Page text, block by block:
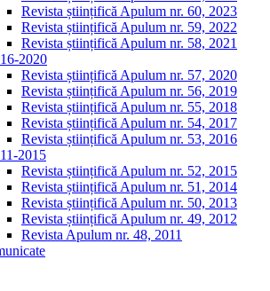
Revista științifică Apulum nr. 60, 2023
Revista științifică Apulum nr. 59, 2022
Revista științifică Apulum nr. 58, 2021
2020
Revista științifică Apulum nr. 57, 2020
Revista științifică Apulum nr. 56, 2019
Revista științifică Apulum nr. 55, 2018
Revista științifică Apulum nr. 54, 2017
Revista științifică Apulum nr. 53, 2016
2015
Revista științifică Apulum nr. 52, 2015
Revista științifică Apulum nr. 51, 2014
Revista științifică Apulum nr. 50, 2013
Revista științifică Apulum nr. 49, 2012
Revista Apulum nr. 48, 2011